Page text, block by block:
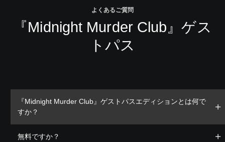
よくあるご質問
『Midnight Murder Club』ゲス
トパス
『Midnight Murder Club』ゲストパスエディションとは何で
すか？
無料ですか？